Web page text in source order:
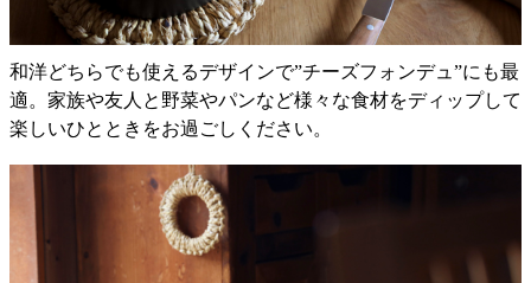
和洋どちらでも使えるデザインで”チーズフォンデュ”にも最
適。家族や友人と野菜やパンなど様々な食材をディップして
楽しいひとときをお過ごしください。